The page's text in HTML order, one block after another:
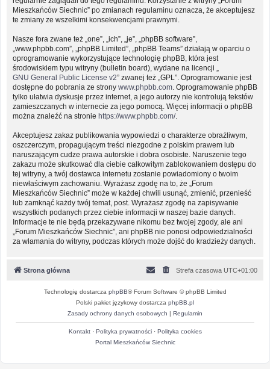
Mieszkańców Siechnic” po zmianach regulaminu oznacza, że akceptujesz
te zmiany ze wszelkimi konsekwencjami prawnymi.
Nasze fora zwane też „one”, „ich”, „je”, „phpBB software”,
„www.phpbb.com”, „phpBB Limited”, „phpBB Teams” działają w oparciu o
oprogramowanie wykorzystujące technologię phpBB, która jest
środowiskiem typu witryny (bulletin board), wydane na licencji „
GNU General Public License v2” zwanej też „GPL”. Oprogramowanie jest
dostępne do pobrania ze strony www.phpbb.com . Oprogramowanie phpBB
tylko ułatwia dyskusje przez internet, a jego autorzy nie kontrolują tekstów
zamieszczanych w internecie za jego pomocą. Więcej informacji o phpBB
można znaleźć na stronie https://www.phpbb.com/.
Akceptujesz zakaz publikowania wypowiedzi o charakterze obraźliwym,
oszczerczym, propagującym treści niezgodne z polskim prawem lub
naruszającym cudze prawa autorskie i dobra osobiste. Naruszenie tego
zakazu może skutkować dla ciebie całkowitym zablokowaniem dostępu do
tej witryny, a twój dostawca internetu zostanie powiadomiony o twoim
niewłaściwym zachowaniu. Wyrażasz zgodę na to, że „Forum
Mieszkańców Siechnic” może w każdej chwili usunąć, zmienić, przenieść
lub zamknąć każdy twój temat, post. Wyrażasz zgodę na zapisywanie
wszystkich podanych przez ciebie informacji w naszej bazie danych.
Informacje te nie będą przekazywane nikomu bez twojej zgody, ale ani
„Forum Mieszkańców Siechnic”, ani phpBB nie ponosi odpowiedzialności
za włamania do witryny, podczas których może dojść do kradzieży danych.
Strona główna Strefa czasowa UTC+01:00
Technologię dostarcza phpBB® Forum Software © phpBB Limited
Polski pakiet językowy dostarcza phpBB.pl
Zasady ochrony danych osobowych | Regulamin
Kontakt· Polityka prywatności· Polityka cookies
Portal Mieszkańców Siechnic